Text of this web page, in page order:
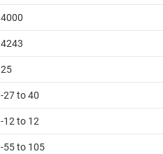
4000
4243
25
-27 to 40
-12 to 12
-55 to 105